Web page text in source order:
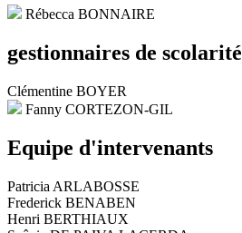
Rébecca BONNAIRE
gestionnaires de scolarité
Clémentine BOYER
Fanny CORTEZON-GIL
Equipe d'intervenants
Patricia ARLABOSSE
Frederick BENABEN
Henri BERTHIAUX